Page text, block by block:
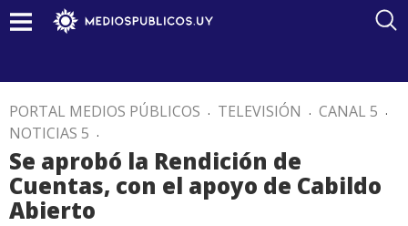
PORTAL MEDIOS PÚBLICOS . TELEVISIÓN . CANAL 5 .
NOTICIAS 5 .
Se aprobó la Rendición de
Cuentas, con el apoyo de Cabildo
Abierto